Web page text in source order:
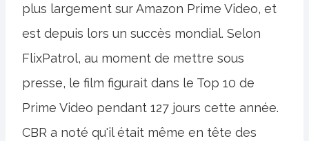
plus largement sur Amazon Prime Video, et
est depuis lors un succès mondial. Selon
FlixPatrol, au moment de mettre sous
presse, le film figurait dans le Top 10 de
Prime Video pendant 127 jours cette année.
CBR a noté qu'il était même en tête des